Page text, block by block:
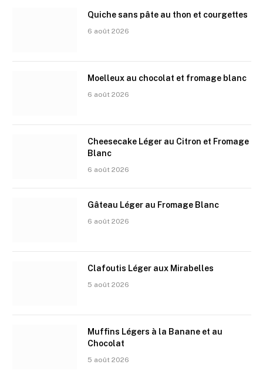
Quiche sans pâte au thon et courgettes
6 août 2026
Moelleux au chocolat et fromage blanc
6 août 2026
Cheesecake Léger au Citron et Fromage
Blanc
6 août 2026
Gâteau Léger au Fromage Blanc
6 août 2026
Clafoutis Léger aux Mirabelles
5 août 2026
Muffins Légers à la Banane et au
Chocolat
5 août 2026